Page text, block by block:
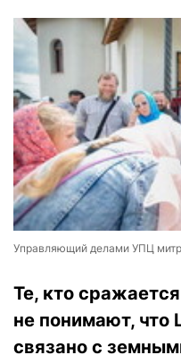
Управляющий делами УПЦ
Те, кто
не понимают, что
связано с